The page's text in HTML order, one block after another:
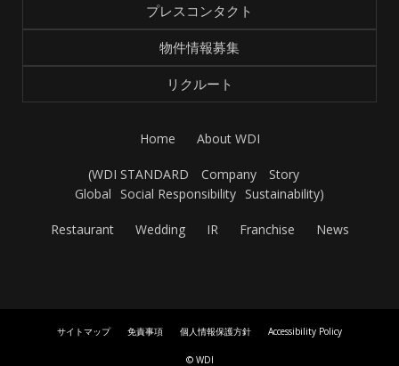
プレスコンタクト
物件情報募集
リクルート
Home About WDI
(WDI STANDARD Company
Story
Global Social Responsibility Sustainability)
Restaurant Wedding IR Franchise News
サイトマップ 免責事項 個人情報保護方針 Accessibility Policy
© WDI